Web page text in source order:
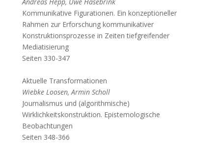
Kommunikative Figurationen. Ein konzeptioneller
Rahmen zur Erforschung kommunikativer
Konstruktionsprozesse in Zeiten tiefgreifender
Mediatisierung
Seiten 330-347
Aktuelle Transformationen
Wiebke Loosen, Armin Scholl
Journalismus und (algorithmische)
Wirklichkeitskonstruktion. Epistemologische
Beobachtungen
Seiten 348-366